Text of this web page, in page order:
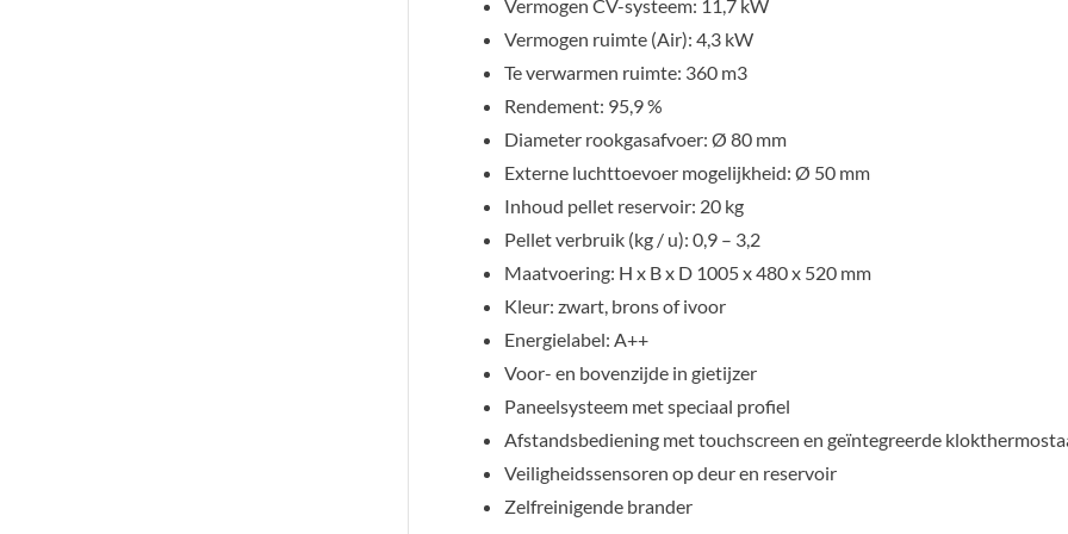
Vermogen CV-systeem: 11,7 kW
Vermogen ruimte (Air): 4,3 kW
Te verwarmen ruimte: 360 m3
Rendement: 95,9 %
Diameter rookgasafvoer: Ø 80 mm
Externe luchttoevoer mogelijkheid: Ø 50 mm
Inhoud pellet reservoir: 20 kg
Pellet verbruik (kg / u): 0,9 – 3,2
Maatvoering: H x B x D 1005 x 480 x 520 mm
Kleur: zwart, brons of ivoor
Energielabel: A++
Voor- en bovenzijde in gietijzer
Paneelsysteem met speciaal profiel
Afstandsbediening met touchscreen en geïntegreerde
Veiligheidssensoren op deur en reservoir
Zelfreinigende brander